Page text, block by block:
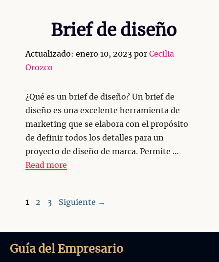
Brief de diseño
Actualizado: enero 10, 2023 porCecilia
Orozco
¿Qué es un brief de diseño? Un brief de
diseño es una excelente herramienta de
marketing que se elabora con el propósito
de definir todos los detalles para un
proyecto de diseño de marca. Permite …
Read more
Página
1 Página
2 Página
3 Siguiente →
Guía del Empresario